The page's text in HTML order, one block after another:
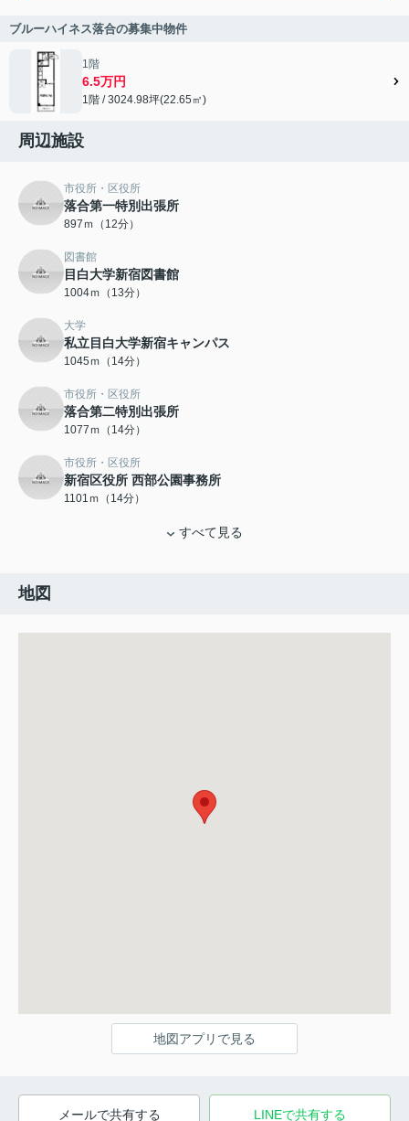
ブルーハイネス落合の募集中物件
1階
6.5万円
1階 / 3024.98坪(22.65㎡)
周辺施設
市役所・区役所
落合第一特別出張所
897ｍ（12分）
図書館
目白大学新宿図書館
1004ｍ（13分）
大学
私立目白大学新宿キャンパス
1045ｍ（14分）
市役所・区役所
落合第二特別出張所
1077ｍ（14分）
市役所・区役所
新宿区役所 西部公園事務所
1101ｍ（14分）
すべて見る
地図
地図アプリで見る
メールで共有する LINEで共有する